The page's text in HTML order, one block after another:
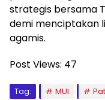
strategis bersama
demi menciptakan
agamis.
Post Views: 47
Tag: MUI